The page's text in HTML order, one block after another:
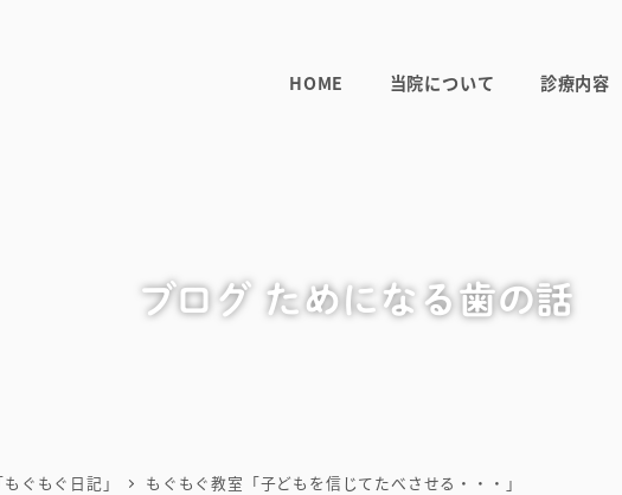
HOME 当院について 診療内容
ブログ ためになる歯の話
ぐもぐ日記」 もぐもぐ教室「子どもを信じてたべさせる・・・」